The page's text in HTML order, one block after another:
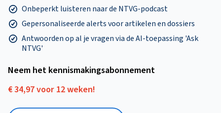
Onbeperkt luisteren naar de NTVG-podcast
Gepersonaliseerde alerts voor artikelen en dossiers
Antwoorden op al je vragen via de AI-toepassing 'Ask
NTVG'
Neem het kennismakings­abonnement
€ 34,97 voor 12 weken!